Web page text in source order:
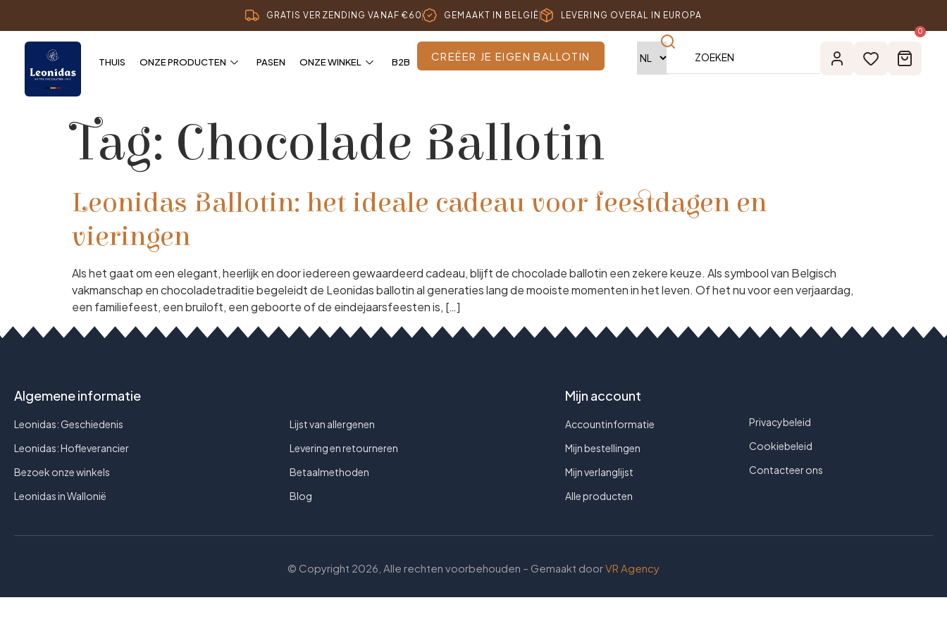
GRATIS VERZENDING VANAF €60 GEMAAKT IN BELGIË LEVERING OVERAL IN EUROPA
THUIS ONZE PRODUCTEN PASEN ONZE WINKEL B2B CREËER JE EIGEN BALLOTIN
0
Tag: Chocolade Ballotin
Leonidas Ballotin: het ideale cadeau voor feestdagen en
vieringen
Als het gaat om een elegant, heerlijk en door iedereen gewaardeerd cadeau, blijft de chocolade ballotin een zekere keuze. Als symbool van Belgisch
vakmanschap en chocoladetraditie begeleidt de Leonidas ballotin al generaties lang de mooiste momenten in het leven. Of het nu voor een verjaardag,
een familiefeest, een bruiloft, een geboorte of de eindejaarsfeesten is, […]
Algemene informatie
Leonidas: Geschiedenis
Leonidas: Hofleverancier
Bezoek onze winkels
Leonidas in Wallonië
Lijst van allergenen
Levering en retourneren
Betaalmethoden
Blog
Mijn account
Accountinformatie
Mijn bestellingen
Mijn verlanglijst
Alle producten
Privacybeleid
Cookiebeleid
Contacteer ons
© Copyright 2026, Alle rechten voorbehouden – Gemaakt doorVR Agency